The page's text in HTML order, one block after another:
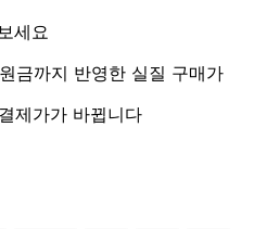
세요
금까지 반영한 실질 구매가
제가가 바뀝니다